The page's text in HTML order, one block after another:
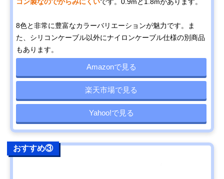
コン製なのでからみにくいです。0.9mと1.8mがあります。
8色と非常に豊富なカラーバリエーションが魅力です。ま
た、シリコンケーブル以外にナイロンケーブル仕様の別商品
もあります。
Amazonで見る
楽天市場で見る
Yahoo!で見る
おすすめ③